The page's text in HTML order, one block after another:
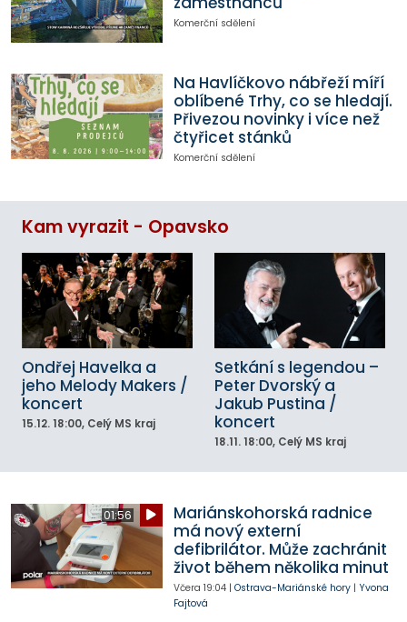
Komerční sdělení
Na Havlíčkovo nábřeží míří
oblíbené Trhy, co se hledají.
Přivezou novinky i více než
čtyřicet stánků
Komerční sdělení
Kam vyrazit - Opavsko
Ondřej Havelka a
jeho Melody Makers /
koncert
15.12. 18:00, Celý MS kraj
Setkání s legendou –
Peter Dvorský a
Jakub Pustina /
koncert
18.11. 18:00, Celý MS kraj
01:56
Mariánskohorská radnice
má nový externí
defibrilátor. Může zachránit
život během několika minut
Včera 19:04| Ostrava-Mariánské hory| Yvona
Fajtová